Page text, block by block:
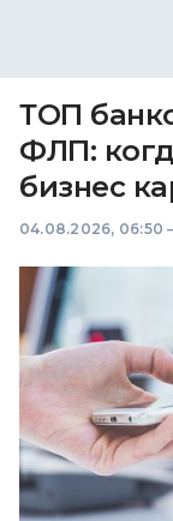
ТОП
ФЛП:
бизнес
04.08.2026, 06:50